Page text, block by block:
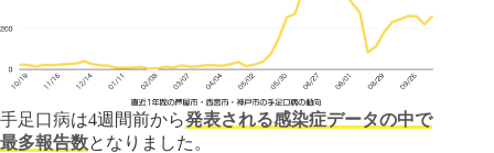
手足口病は4週間前から発表される感染症データの中で
最多報告数となりました。